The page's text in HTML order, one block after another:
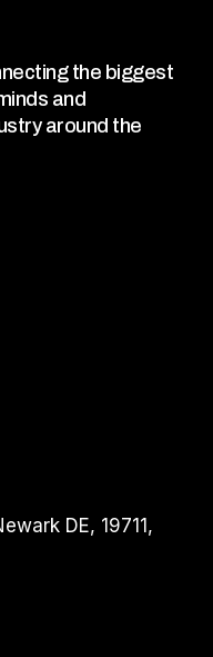
the biggest
and
around the
DE, 19711,